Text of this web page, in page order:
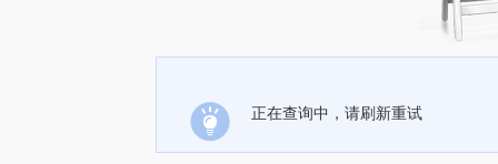
正在查询中，请刷新重试